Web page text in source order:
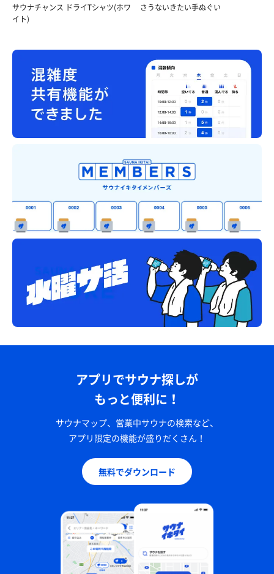
サウナチャンス ドライTシャツ(ホワ
イト)
さうないきたい手ぬぐい
アプリでサウナ探しが
もっと便利に！
サウナマップ、営業中サウナの検索など、
アプリ限定の機能が盛りだくさん！
無料でダウンロード